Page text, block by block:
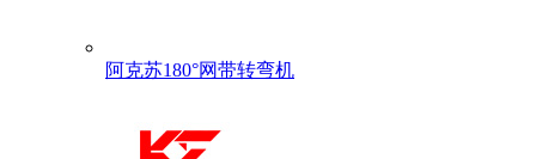
阿克苏180°网带转弯机